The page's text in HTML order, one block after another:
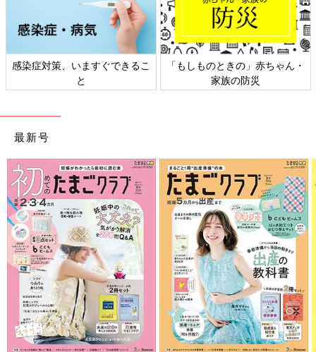
ん・
日本外来小児科学会リーフレッ
六星占術 細木かおりさん
相談
最新号